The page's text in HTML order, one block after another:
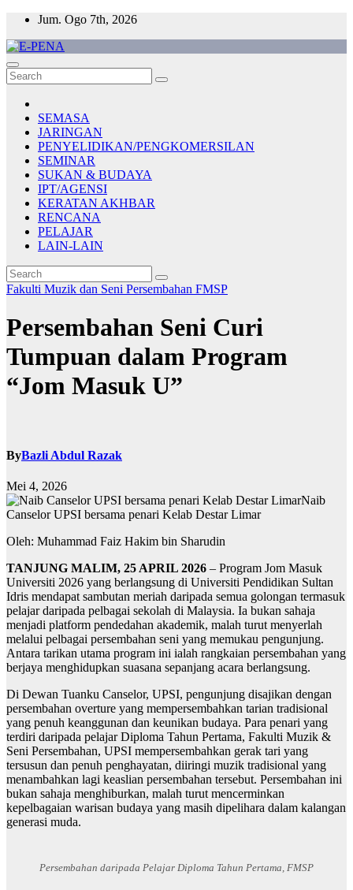
Skip
content
Jum. Ogo 7th, 2026
E-PENA
Berita Digital Terkini
SEMASA
JARINGAN
PENYELIDIKAN/PENGKOMERSILAN
SEMINAR
SUKAN & BUDAYA
IPT/AGENSI
KERATAN AKHBAR
RENCANA
PELAJAR
LAIN-LAIN
Fakulti Muzik dan Seni Persembahan FMSP
Persembahan Seni Curi
Tumpuan dalam Program
“Jom Masuk U”
ByBazli Abdul Razak
Mei 4, 2026
Naib
Canselor UPSI bersama penari Kelab Destar Limar
Oleh: Muhammad Faiz Hakim bin Sharudin
TANJUNG MALIM, 25 APRIL 2026 – Program Jom Masuk
Universiti 2026 yang berlangsung di Universiti Pendidikan Sultan
Idris mendapat sambutan meriah daripada semua golongan termasuk
pelajar daripada pelbagai sekolah di Malaysia. Ia bukan sahaja
menjadi platform pendedahan akademik, malah turut menyerlah
melalui pelbagai persembahan seni yang memukau pengunjung.
Antara tarikan utama program ini ialah rangkaian persembahan yang
berjaya menghidupkan suasana sepanjang acara berlangsung.
Di Dewan Tuanku Canselor, UPSI, pengunjung disajikan dengan
persembahan overture yang mempersembahkan tarian tradisional
yang penuh keanggunan dan keunikan budaya. Para penari yang
terdiri daripada pelajar Diploma Tahun Pertama, Fakulti Muzik &
Seni Persembahan, UPSI mempersembahkan gerak tari yang
tersusun dan penuh penghayatan, diiringi muzik tradisional yang
menambahkan lagi keaslian persembahan tersebut. Persembahan ini
bukan sahaja menghiburkan, malah turut mencerminkan
kepelbagaian warisan budaya yang masih dipelihara dalam kalangan
generasi muda.
Persembahan daripada Pelajar Diploma Tahun Pertama, FMSP